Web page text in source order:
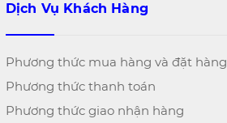
Dịch Vụ Khách Hàng
Phương thức mua hàng và đặt hàng
Phương thức thanh toán
Phương thức giao nhận hàng